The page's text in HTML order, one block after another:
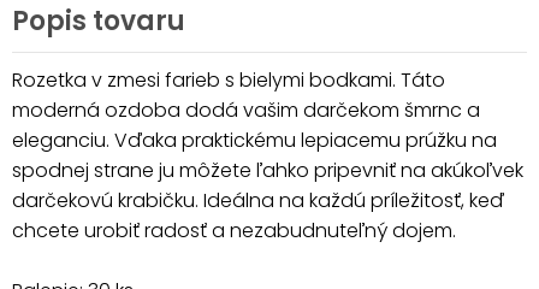
Popis tovaru
Rozetka v zmesi farieb s bielymi bodkami. Táto
moderná ozdoba dodá vašim darčekom šmrnc a
eleganciu. Vďaka praktickému lepiacemu prúžku na
spodnej strane ju môžete ľahko pripevniť na akúkoľvek
darčekovú krabičku. Ideálna na každú príležitosť, keď
chcete urobiť radosť a nezabudnuteľný dojem.